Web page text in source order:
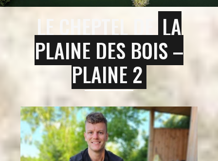
LE CHEPTEL DE LA
PLAINE DES BOIS –
PLAINE 2